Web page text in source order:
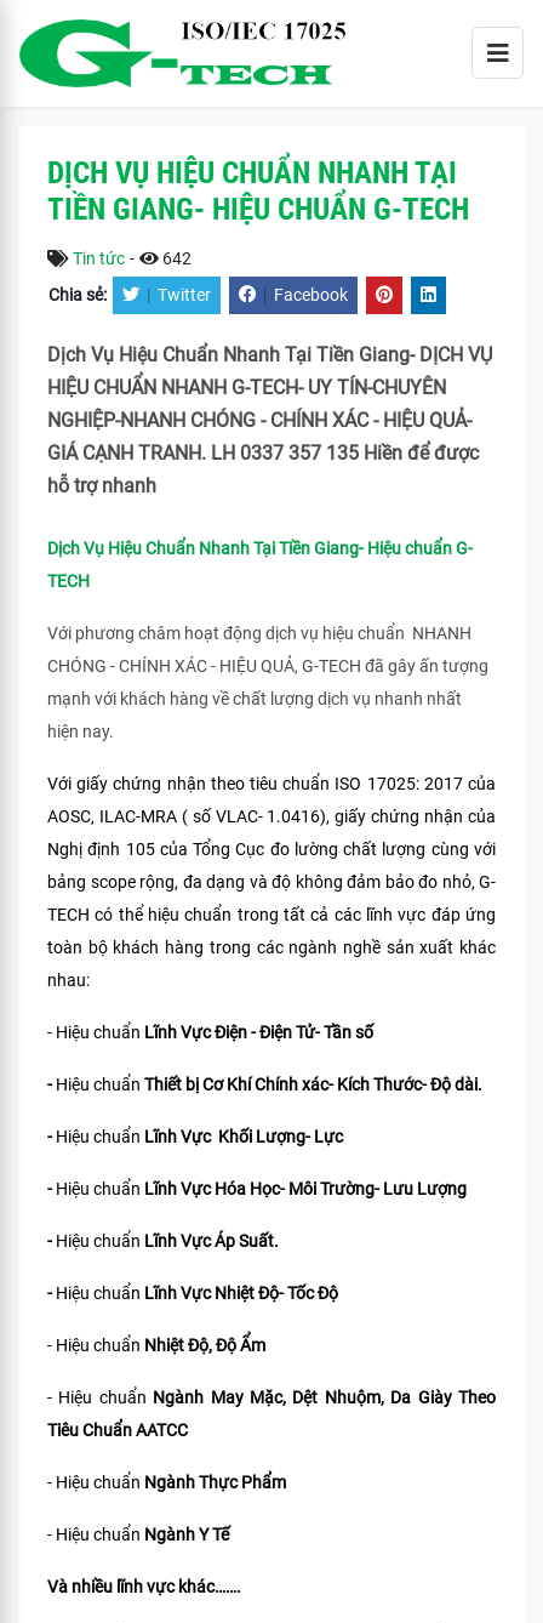
DỊCH VỤ HIỆU CHUẨN NHANH TẠI
TIỀN GIANG- HIỆU CHUẨN G-TECH
Tin tức - 642
Chia sẻ: | Twitter | Facebook
Dịch Vụ Hiệu Chuẩn Nhanh Tại Tiền Giang- DỊCH VỤ
HIỆU CHUẨN NHANH G-TECH- UY TÍN-CHUYÊN
NGHIỆP-NHANH CHÓNG - CHÍNH XÁC - HIỆU QUẢ-
GIÁ CẠNH TRANH. LH 0337 357 135 Hiền để được
hỗ trợ nhanh
Dịch Vụ Hiệu Chuẩn Nhanh Tại Tiền Giang- Hiệu chuẩn G-
TECH
Với phương châm hoạt động dịch vụ hiệu chuẩn NHANH
CHÓNG - CHÍNH XÁC - HIỆU QUẢ, G-TECH đã gây ấn tượng
mạnh với khách hàng về chất lượng dịch vụ nhanh nhất
hiện nay.
Với giấy chứng nhận theo tiêu chuẩn ISO 17025: 2017 của
AOSC, ILAC-MRA ( số VLAC- 1.0416), giấy chứng nhận của
Nghị định 105 của Tổng Cục đo lường chất lượng cùng với
bảng scope rộng, đa dạng và độ không đảm bảo đo nhỏ, G-
TECH có thể hiệu chuẩn trong tất cả các lĩnh vực đáp ứng
toàn bộ khách hàng trong các ngành nghề sản xuất khác
nhau:
- Hiệu chuẩn Lĩnh Vực Điện - Điện Tử- Tần số
-Hiệu chuẩn Thiết bị Cơ Khí Chính xác- Kích Thước- Độ dài.
-Hiệu chuẩn Lĩnh Vực Khối Lượng- Lực
-Hiệu chuẩn Lĩnh Vực Hóa Học- Môi Trường- Lưu Lượng
-Hiệu chuẩn Lĩnh Vực Áp Suất.
-Hiệu chuẩn Lĩnh Vực Nhiệt Độ- Tốc Độ
- Hiệu chuẩn Nhiệt Độ, Độ Ẩm
- Hiệu chuẩn Ngành May Mặc, Dệt Nhuộm, Da Giày Theo
Tiêu ChuẩnAATCC
- Hiệu chuẩn Ngành Thực Phẩm
- Hiệu chuẩn Ngành Y Tế
Và nhiều lĩnh vực khác…….